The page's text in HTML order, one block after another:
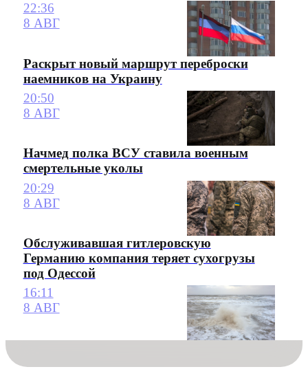
22:36
8 АВГ
Раскрыт новый маршрут переброски
наемников на Украину
20:50
8 АВГ
Начмед полка ВСУ ставила военным
смертельные уколы
20:29
8 АВГ
Обслуживавшая гитлеровскую
Германию компания теряет сухогрузы
под Одессой
16:11
8 АВГ